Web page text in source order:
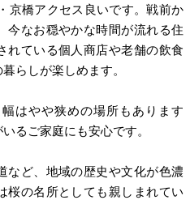
京橋アクセス良いです。戦前か
今なお穏やかな時間が流れる住
れている個人商店や老舗の飲食
らしが楽しめます。
はやや狭めの場所もあります
るご家庭にも安心です。
など、地域の歴史や文化が色濃
桜の名所としても親しまれてい